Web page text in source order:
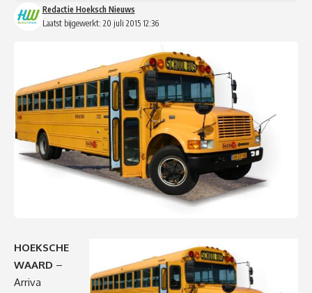
Laatst bijgewerkt: 20 juli 2015 12:36
Redactie Hoeksch Nieuws
HOEKSCHE
WAARD –
Arriva